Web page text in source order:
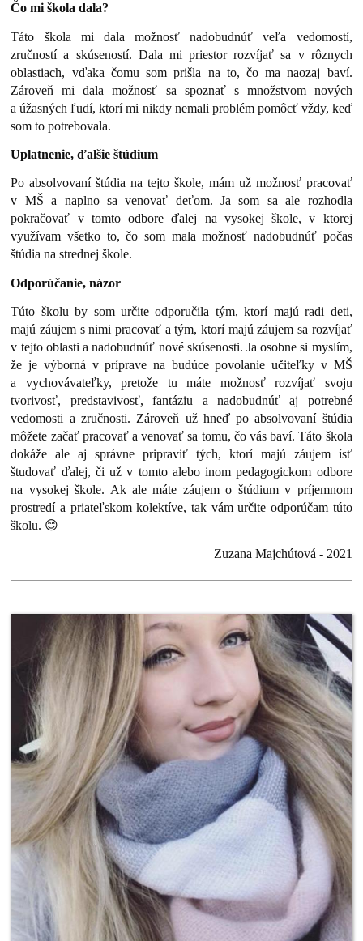
Čo mi škola dala?
Táto škola mi dala možnosť nadobudnúť veľa vedomostí,
zručností a skúseností. Dala mi priestor rozvíjať sa v rôznych
oblastiach, vďaka čomu som prišla na to, čo ma naozaj baví.
Zároveň mi dala možnosť sa spoznať s množstvom nových
a úžasných ľudí, ktorí mi nikdy nemali problém pomôcť vždy, keď
som to potrebovala.
Uplatnenie, ďalšie štúdium
Po absolvovaní štúdia na tejto škole, mám už možnosť pracovať
v MŠ a naplno sa venovať deťom. Ja som sa ale rozhodla
pokračovať v tomto odbore ďalej na vysokej škole, v ktorej
využívam všetko to, čo som mala možnosť nadobudnúť počas
štúdia na strednej škole.
Odporúčanie, názor
Túto školu by som určite odporučila tým, ktorí majú radi deti,
majú záujem s nimi pracovať a tým, ktorí majú záujem sa rozvíjať
v tejto oblasti a nadobudnúť nové skúsenosti. Ja osobne si myslím,
že je výborná v príprave na budúce povolanie učiteľky v MŠ
a vychovávateľky, pretože tu máte možnosť rozvíjať svoju
tvorivosť, predstavivosť, fantáziu a nadobudnúť aj potrebné
vedomosti a zručnosti. Zároveň už hneď po absolvovaní štúdia
môžete začať pracovať a venovať sa tomu, čo vás baví. Táto škola
dokáže ale aj správne pripraviť tých, ktorí majú záujem ísť
študovať ďalej, či už v tomto alebo inom pedagogickom odbore
na vysokej škole. Ak ale máte záujem o štúdium v príjemnom
prostredí a priateľskom kolektíve, tak vám určite odporúčam túto
školu. 😊
Zuzana Majchútová - 2021